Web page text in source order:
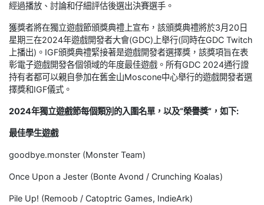
經過播放、討論和仔細評估後選出決賽選手。
獲獎者將在獨立遊戲節頒獎典禮上宣布，該頒獎典禮將於3月20日
星期三在2024年遊戲開發者大會(GDC)上舉行(同時在GDC Twitch
上播出)。IGF頒獎典禮緊接著是遊戲開發者選擇獎，該獎項旨在表
彰電子遊戲開發各個領域的年度最佳遊戲。所有GDC 2024通行證
持有者都可以親自參加在舊金山Moscone中心舉行的遊戲開發者選
擇獎和IGF儀式。
2024年獨立遊戲節每個類別的入圍名單，以及“榮譽獎”，如下:
最佳學生遊戲
goodbye.monster (Monster Team)
Once Upon a Jester (Bonte Avond / Crunching Koalas)
Pile Up! (Remoob / Catoptric Games, IndieArk)